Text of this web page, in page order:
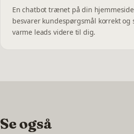
En chatbot trænet på din
besvarer kundespørgsmål korrekt og
varme leads videre til dig.
Se også